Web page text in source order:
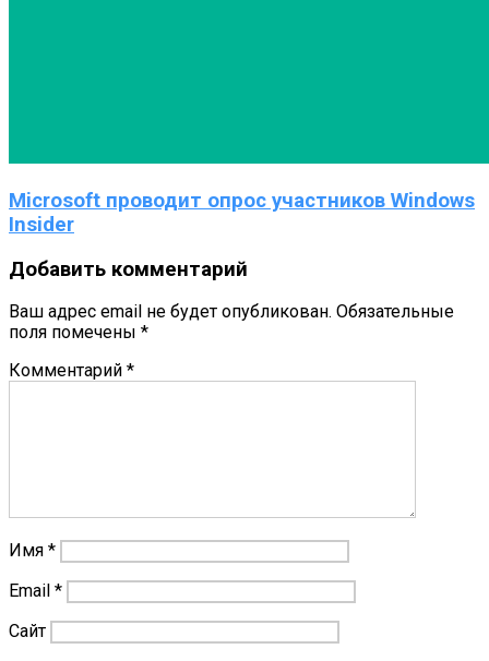
Microsoft проводит опрос участников Windows
Insider
Добавить комментарий
Ваш адрес email не будет опубликован. Обязательные
поля помечены *
Комментарий *
Имя *
Email *
Сайт